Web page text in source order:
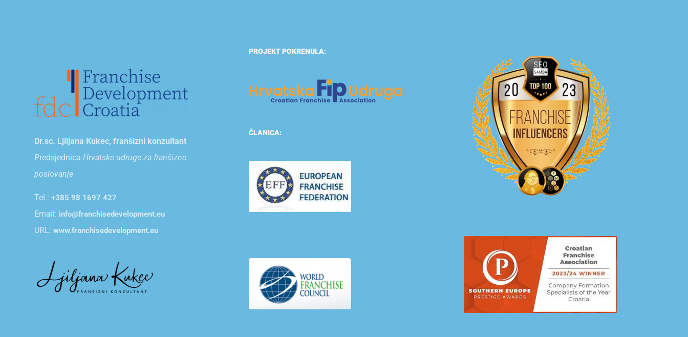
Dr.sc. Ljiljana Kukec, franšizni konzultant
PredsjednicaHrvatske udruge za franšizno
poslovanje
Tel.:+385 98 1697 427
Email: info@franchisedevelopment.eu
URL:www.franchisedevelopment.eu
PROJEKT POKRENULA:
ČLANICA: